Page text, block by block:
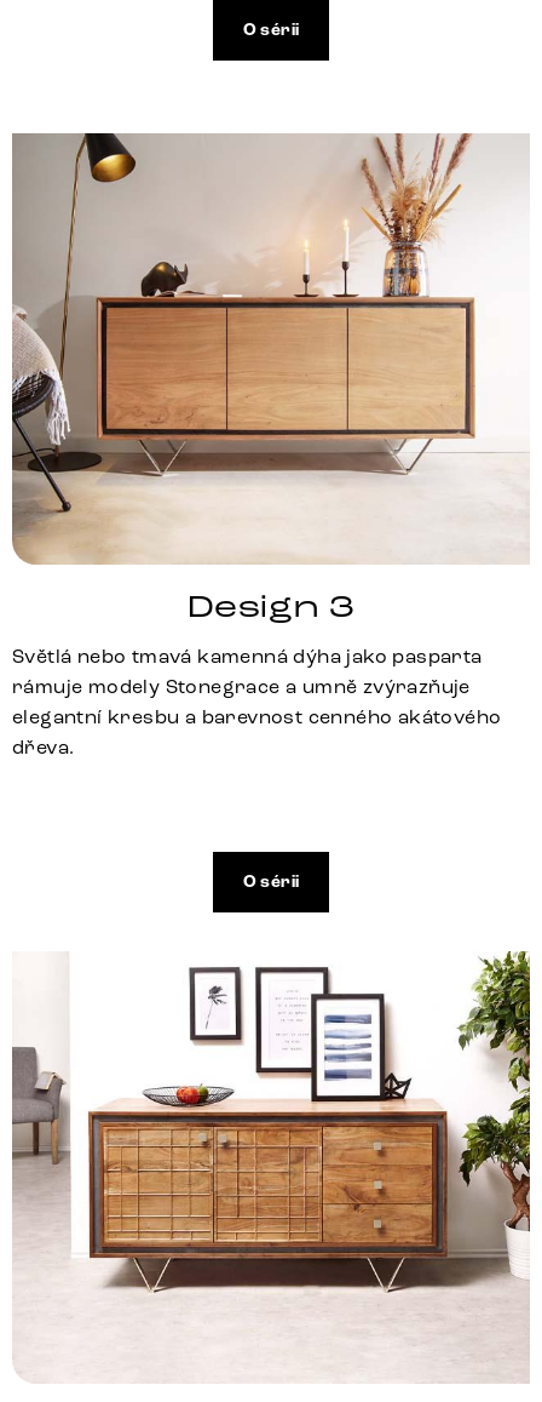
O sérii
Design 3
Světlá nebo tmavá kamenná dýha jako pasparta
rámuje modely Stonegrace a umně zvýrazňuje
elegantní kresbu a barevnost cenného akátového
dřeva.
O sérii